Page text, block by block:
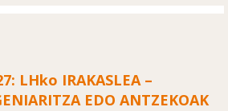
LHko IRAKASLEA –
EDO ANTZEKOAK